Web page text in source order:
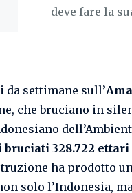
deve fare la
settimane sull’
che bruciano in
bruciati 328.722
ha prodotto
solo l’Indonesia,